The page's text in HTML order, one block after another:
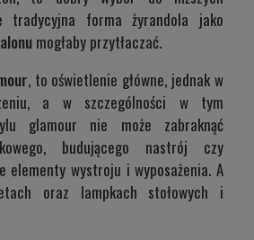
tradycyjna forma żyrandola jako
mogłaby przytłaczać.
, to oświetlenie główne, jednak w
a w szczególności w tym
glamour nie może zabraknąć
budującego nastrój czy
elementy wystroju i wyposażenia. A
oraz lampkach stołowych i